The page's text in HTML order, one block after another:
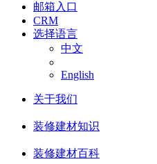
邮箱入口
CRM
选择语言
中文
English
关于我们
装修建材知识
装修建材百科